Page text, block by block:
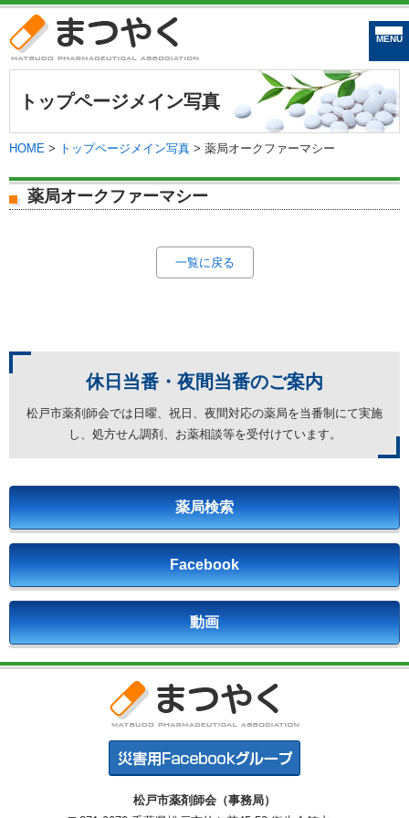
まつやく｜松戸市
トップページメイン写真
HOME > トップページメイン写真 > 薬局オークファーマシー
薬局オークファーマシー
一覧に戻る
休日当番・夜間当番のご案内
松戸市薬剤師会では日曜、祝日、夜間対応の薬局を当番制にて実施
し、処方せん調剤、お薬相談等を受付けています。
薬局検索
Facebook
動画
松戸市薬剤師会（事務局）